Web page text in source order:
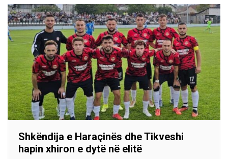
Shkëndija e Haraçinës dhe Tikveshi
hapin xhiron e dytë në elitë